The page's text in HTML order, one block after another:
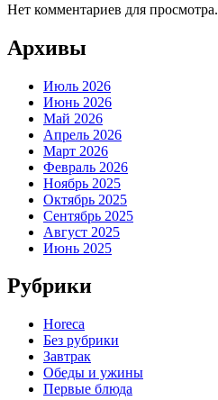
Нет комментариев для просмотра.
Архивы
Июль 2026
Июнь 2026
Май 2026
Апрель 2026
Март 2026
Февраль 2026
Ноябрь 2025
Октябрь 2025
Сентябрь 2025
Август 2025
Июнь 2025
Рубрики
Horeca
Без рубрики
Завтрак
Обеды и ужины
Первые блюда